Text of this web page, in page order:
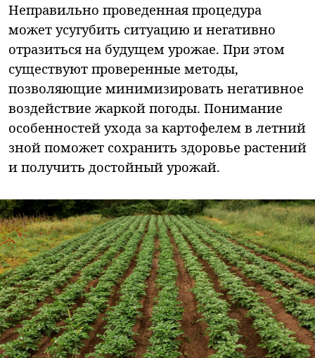
Неправильно проведенная процедура
может усугубить ситуацию и негативно
отразиться на будущем урожае. При этом
существуют проверенные методы,
позволяющие минимизировать негативное
воздействие жаркой погоды. Понимание
особенностей ухода за картофелем в летний
зной поможет сохранить здоровье растений
и получить достойный урожай.